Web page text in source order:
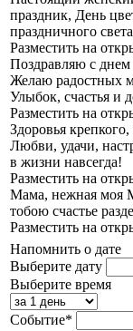
праздник, День
праздничного
Разместить на
Поздравляю с
Желаю радостных
Улыбок, счастья и
Разместить на
Здоровья крепкого,
Любви, удачи,
в жизни навсегда!
Разместить на
Мама, нежная моя
тобою счастье
Разместить на
Напомнить о дате
Выберите дату
Выберите время
Событие*